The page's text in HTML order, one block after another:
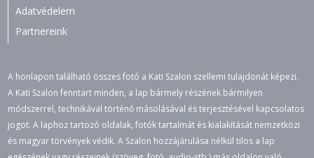
Adatvédelem
Partnereink
A honlapon található összes fotó a Kati Szalon szellemi tulajdonát képezi.
A Kati Szalon fenntart minden, a lap bármely részének bármilyen
módszerrel, technikával történő másolásával és terjesztésével kapcsolatos
jogot. A laphoz tartozó oldalak, fotók tartalmát és kialakítását nemzetközi
és magyar törvények védik. A Szalon hozzájárulása nélkül tilos a lap